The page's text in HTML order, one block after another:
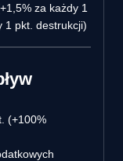
za każdy 1
1 pkt. destrukcji)
(+100%